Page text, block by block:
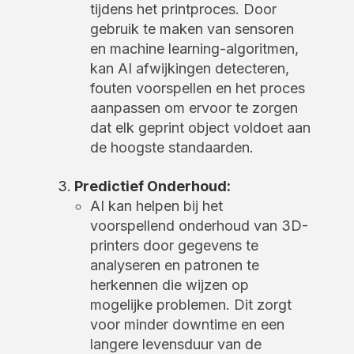
tijdens het printproces. Door
gebruik te maken van sensoren
en machine learning-algoritmen,
kan AI afwijkingen detecteren,
fouten voorspellen en het proces
aanpassen om ervoor te zorgen
dat elk geprint object voldoet aan
de hoogste standaarden.
Predictief Onderhoud:
AI kan helpen bij het
voorspellend onderhoud van 3D-
printers door gegevens te
analyseren en patronen te
herkennen die wijzen op
mogelijke problemen. Dit zorgt
voor minder downtime en een
langere levensduur van de